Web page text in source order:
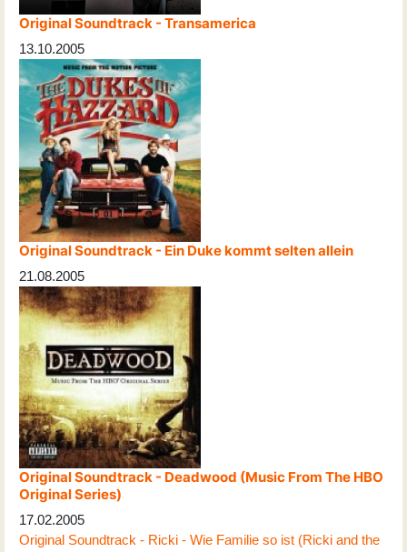
Original Soundtrack - Transamerica
13.10.2005
Original Soundtrack - Ein Duke kommt selten allein
21.08.2005
Original Soundtrack - Deadwood (Music From The HBO
Original Series)
17.02.2005
Original Soundtrack - Ricki - Wie Familie so ist (Ricki and the